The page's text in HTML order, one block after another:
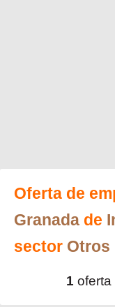
Oferta de
Granada de
sector Otros
1 oferta